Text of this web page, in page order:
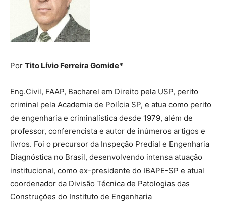
Por Tito Lívio Ferreira Gomide*
Eng.Civil, FAAP, Bacharel em Direito pela USP, perito
criminal pela Academia de Polícia SP, e atua como perito
de engenharia e criminalística desde 1979, além de
professor, conferencista e autor de inúmeros artigos e
livros. Foi o precursor da Inspeção Predial e Engenharia
Diagnóstica no Brasil, desenvolvendo intensa atuação
institucional, como ex-presidente do IBAPE-SP e atual
coordenador da Divisão Técnica de Patologias das
Construções do Instituto de Engenharia